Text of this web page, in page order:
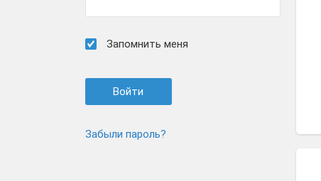
Запомнить меня
Забыли пароль?